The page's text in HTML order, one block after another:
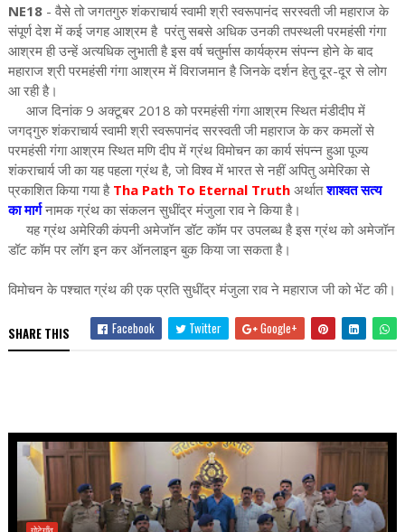
NE18 - वैसे तो जगतगुरु शंकराचार्य स्वामी श्री स्वरूपानंद सरस्वती जी महाराज के
संपूर्ण देश में कई जगह आश्रम है परंतु सबसे अधिक उनकी तपस्थली परमहंसी गंगा
आश्रम ही उन्हें अत्यधिक लुभाती है इस वर्ष चतुर्मास कार्यक्रम संपन्न होने के बाद
महाराज श्री परमहंसी गंगा आश्रम में विराजमान है जिनके दर्शन हेतु दूर-दूर से लोग
आ रही है।
आज दिनांक 9 अक्टूबर 2018 को परमहंसी गंगा आश्रम स्थित मंडीदीप में
जगद्गुरु शंकराचार्य स्वामी श्री स्वरूपानंद सरस्वती जी महाराज के कर कमलों से
परमहंसी गंगा आश्रम स्थित मणि दीप में ग्रंथ विमोचन का कार्य संपन्न हुआ पूज्य
शंकराचार्य जी का यह पहला ग्रंथ है, जो विश्व में भारत से नहीं अपितु अमेरिका से
प्रकाशित किया गया है Tha Path To Eternal Truthअर्थातशाश्वत सत्य
का मार्गनामक ग्रंथ का संकलन सुधींद्र मंजुला राव ने किया है।
यह ग्रंथ अमेरिकी कंपनी अमेजॉन डॉट कॉम पर उपलब्ध है इस ग्रंथ को अमेजॉन
डॉट कॉम पर लॉग इन कर ऑनलाइन बुक किया जा सकता है।
विमोचन के पश्चात ग्रंथ की एक प्रति सुधींद्र मंजुला राव ने महाराज जी को भेंट की।
SHARE THIS Facebook Twitter Google+